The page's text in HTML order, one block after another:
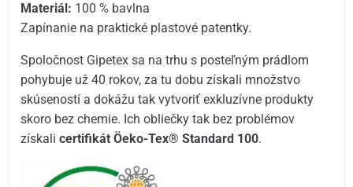
Materiál: 100 % bavlna
Zapínanie na praktické plastové patentky.
Spoločnost Gipetex sa na trhu s posteľným prádlom
pohybuje už 40 rokov, za tu dobu získali množstvo
skúseností a dokážu tak vytvoriť exkluzívne produkty
skoro bez chemie. Ich obliečky tak bez problémov
získalicertifikát Öeko-Tex® Standard 100.